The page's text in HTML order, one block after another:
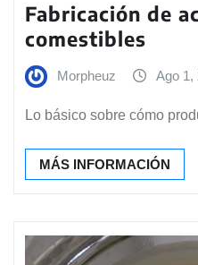
Fabricación de
comestibles
Morpheuz Ago 1,
Lo básico sobre cómo
MÁS INFORMACIÓN